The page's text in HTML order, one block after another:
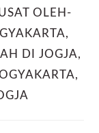
OLEH-
,
DI JOGJA,
,